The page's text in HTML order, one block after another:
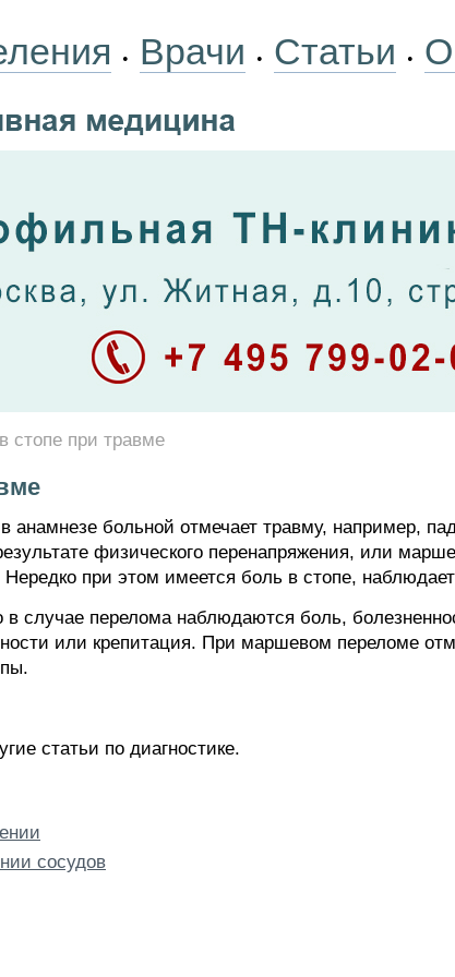
• Врачи • Статьи •
стопе при травме
анамнезе больной отмечает травму, например,
физического перенапряжения, или
при этом имеется боль в стопе,
случае перелома наблюдаются боль,
или крепитация. При маршевом переломе
статьи по диагностике.
сосудов